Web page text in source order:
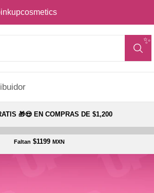
✨
🎁😍 EN COMPRAS DE $1,200
Faltan $1199 MXN